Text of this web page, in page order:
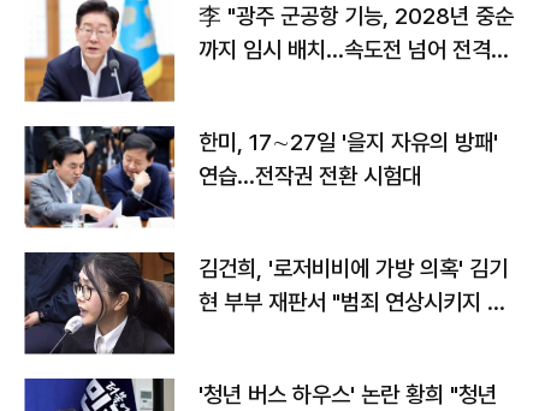
李 "광주 군공항 기능, 2028년 중순
까지 임시 배치…속도전 넘어 전격
한미, 17∼27일 '을지 자유의 방패'
연습…전작권 전환 시험대
김건희, '로저비비에 가방 의혹' 김기
현 부부 재판서 "범죄 연상시키지 말
'청년 버스 하우스' 논란 황희 "청년